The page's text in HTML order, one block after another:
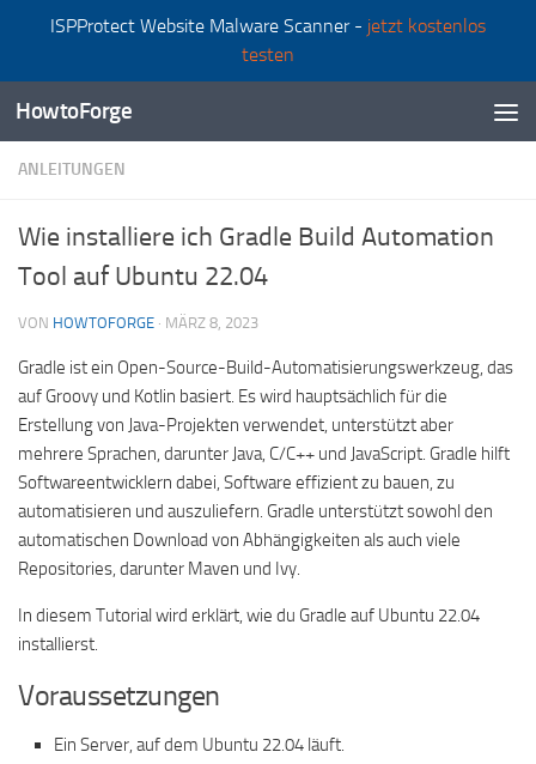
ISPProtect Website Malware Scanner - jetzt kostenlos
testen
Zum Inhalt springen
HowtoForge
ANLEITUNGEN
Wie installiere ich Gradle Build Automation
Tool auf Ubuntu 22.04
VON HOWTOFORGE · MÄRZ 8, 2023
Gradle ist ein Open-Source-Build-Automatisierungswerkzeug, das
auf Groovy und Kotlin basiert. Es wird hauptsächlich für die
Erstellung von Java-Projekten verwendet, unterstützt aber
mehrere Sprachen, darunter Java, C/C++ und JavaScript. Gradle hilft
Softwareentwicklern dabei, Software effizient zu bauen, zu
automatisieren und auszuliefern. Gradle unterstützt sowohl den
automatischen Download von Abhängigkeiten als auch viele
Repositories, darunter Maven und Ivy.
In diesem Tutorial wird erklärt, wie du Gradle auf Ubuntu 22.04
installierst.
Voraussetzungen
Ein Server, auf dem Ubuntu 22.04 läuft.